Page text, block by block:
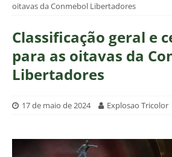
oitavas da Conmebol Libertadores
Classificação geral e
para as oitavas da
Libertadores
17 de maio de 2024 Explosao Tricolor